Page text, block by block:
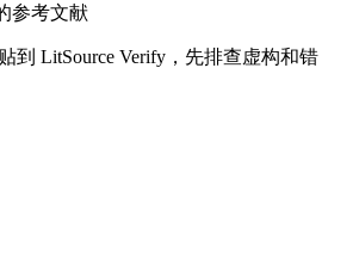
参考文献
到 LitSource Verify，先排查虚构和错